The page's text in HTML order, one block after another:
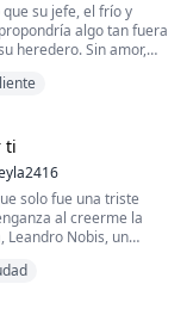
su jefe, el frío y
algo tan fuera
heredero. Sin amor,
de forma natural,
ti
solo fue una triste
al creerme la
humillaciones,